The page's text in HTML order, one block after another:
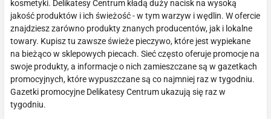
kosmetyki. Delikatesy Centrum kładą duży nacisk na wysoką
jakość produktów i ich świeżość - w tym warzyw i wędlin. W ofercie
znajdziesz zarówno produkty znanych producentów, jak i lokalne
towary. Kupisz tu zawsze świeże pieczywo, które jest wypiekane
na bieżąco w sklepowych piecach. Sieć często oferuje promocje na
swoje produkty, a informacje o nich zamieszczane są w gazetkach
promocyjnych, które wypuszczane są co najmniej raz w tygodniu.
Gazetki promocyjne Delikatesy Centrum ukazują się raz w
tygodniu.